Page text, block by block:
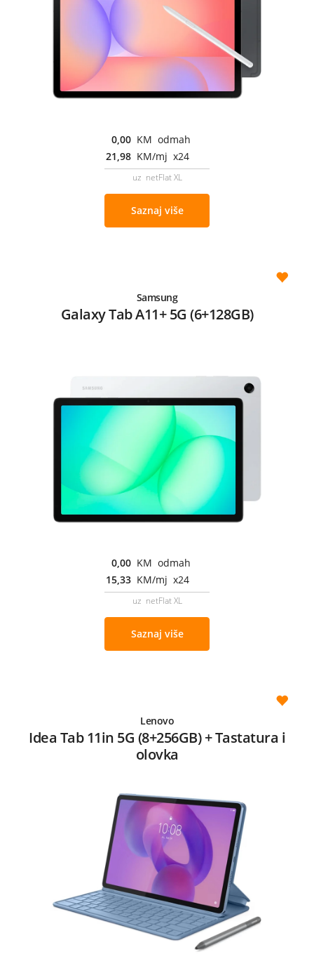
0,00 KM odmah
21,98 KM/mj x24
uz netFlat XL
Saznaj više
Samsung
Galaxy Tab A11+ 5G (6+128GB)
0,00 KM odmah
15,33 KM/mj x24
uz netFlat XL
Saznaj više
Lenovo
Idea Tab 11in 5G (8+256GB) + Tastatura i
olovka